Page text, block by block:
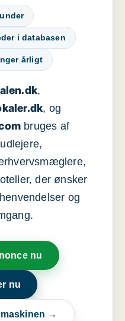
i databasen
årligt
,
, og
bruges af
der ønsker
og
nu
nu
→